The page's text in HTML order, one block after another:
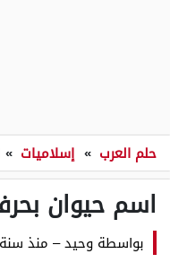
حلم العرب » إسلاميات »
اسم حيوان
بواسطة وحيد– منذ